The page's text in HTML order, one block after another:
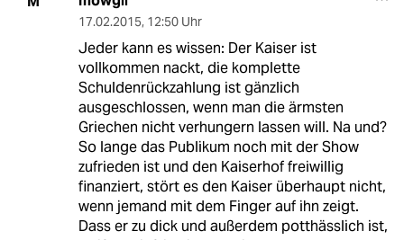
17.02.2015, 12:50 Uhr
Jeder kann es wissen: Der Kaiser ist
vollkommen nackt, die komplette
Schuldenrückzahlung ist gänzlich
ausgeschlossen, wenn man die ärmsten
Griechen nicht verhungern lassen will. Na und?
So lange das Publikum noch mit der Show
zufrieden ist und den Kaiserhof freiwillig
finanziert, stört es den Kaiser überhaupt nicht,
wenn jemand mit dem Finger auf ihn zeigt.
Dass er zu dick und außerdem potthässlich ist,